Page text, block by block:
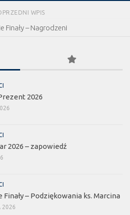
WPIS
Finały – Nagrodzeni
2026
2026 – zapowiedź
Finały – Podziękowania ks. Marcina
2026